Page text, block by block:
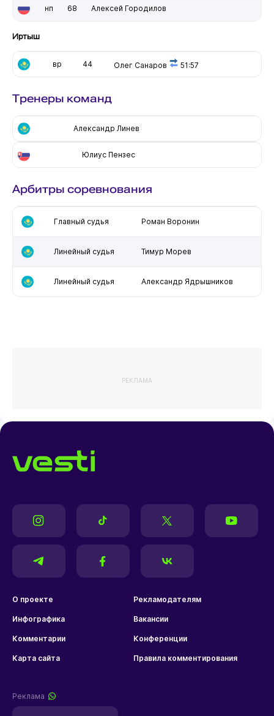
нп 68 Алексей Городилов
Иртыш
вр 44 Олег Санаров 51:57
Тренеры команд
Александр Линев
Юлиус Пензес
Арбитры соревнования
Главный судья Роман Воронин
Линейный судья Тимур Морев
Линейный судья Александр Ядрышников
РЕКЛАМА
О проекте Рекламодателям
Инфографика Вакансии
Комментарии Конференции
Карта сайта Правила комментирования
Реклама